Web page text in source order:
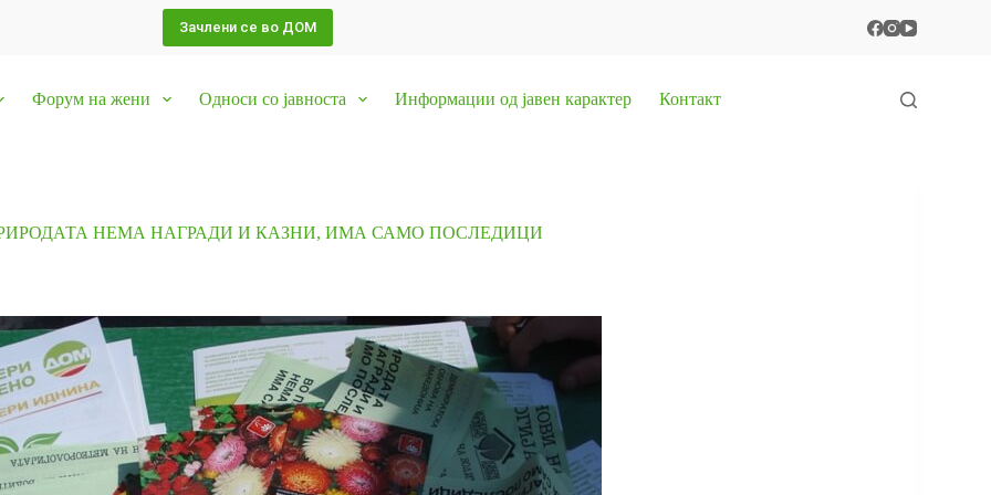
Зачлени се во ДОМ
Форум на жени Односи со јавноста Информации од јавен карактер Контакт
НЕМА НАГРАДИ И КАЗНИ, ИМА САМО ПОСЛЕДИЦИ